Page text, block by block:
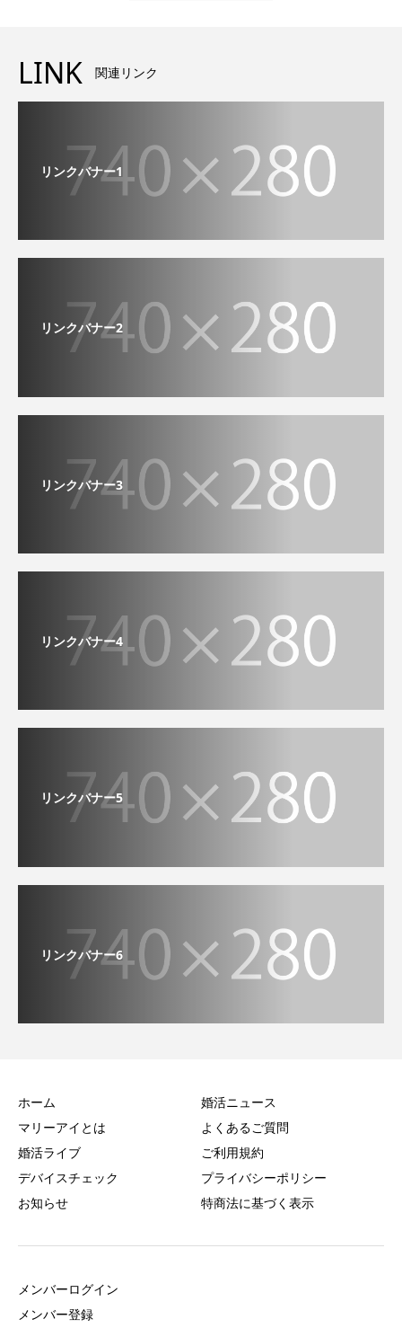
LINK 関連リンク
リンクバナー1
リンクバナー2
リンクバナー3
リンクバナー4
リンクバナー5
リンクバナー6
ホーム
マリーアイとは
婚活ライブ
デバイスチェック
お知らせ
婚活ニュース
よくあるご質問
ご利用規約
プライバシーポリシー
特商法に基づく表示
メンバーログイン
メンバー登録